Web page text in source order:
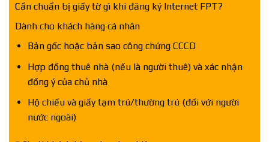
Cần chuẩn bị giấy tờ gì khi đăng ký Internet FPT?
Dành cho khách hàng cá nhân
Bản gốc hoặc bản sao công chứng CCCD
Hợp đồng thuê nhà (nếu là người thuê) và xác nhận
đồng ý của chủ nhà
Hộ chiếu và giấy tạm trú/thường trú (đối với người
nước ngoài)